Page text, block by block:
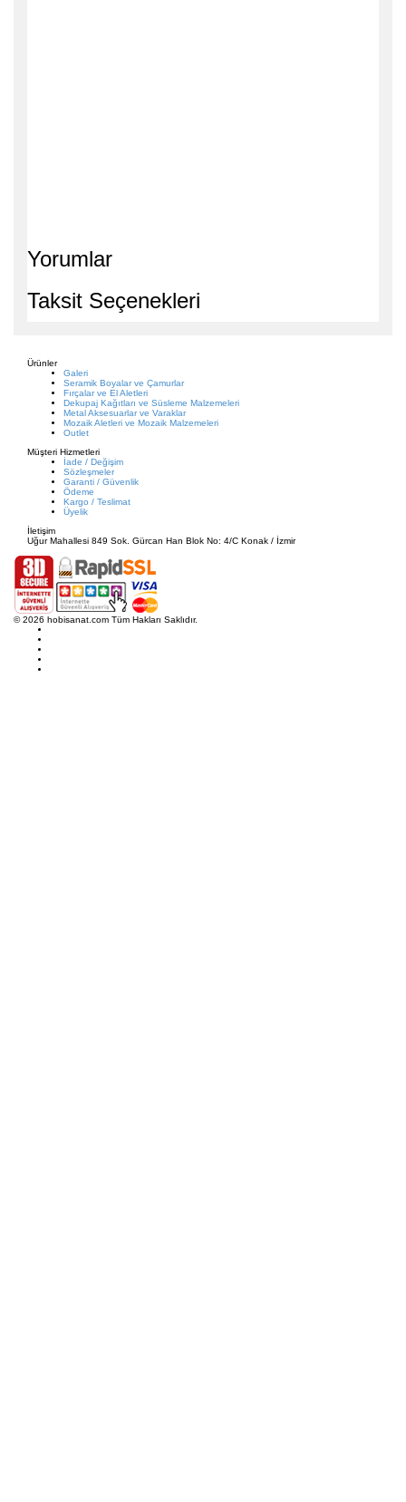
Yorumlar
Taksit Seçenekleri
Ürünler
Galeri
Seramik Boyalar ve Çamurlar
Fırçalar ve El Aletleri
Dekupaj Kağıtları ve Süsleme Malzemeleri
Metal Aksesuarlar ve Varaklar
Mozaik Aletleri ve Mozaik Malzemeleri
Outlet
Müşteri Hizmetleri
İade / Değişim
Sözleşmeler
Garanti / Güvenlik
Ödeme
Kargo / Teslimat
Üyelik
İletişim
Uğur Mahallesi 849 Sok. Gürcan Han Blok No: 4/C Konak / İzmir
© 2026 hobisanat.com Tüm Hakları Saklıdır.